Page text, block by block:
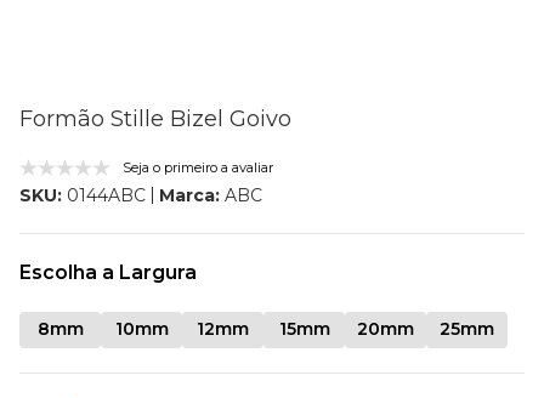
Formão Stille Bizel Goivo
Seja o primeiro a avaliar
SKU: 0144ABC Marca: ABC
Escolha a Largura
8mm 10mm 12mm 15mm 20mm 25mm